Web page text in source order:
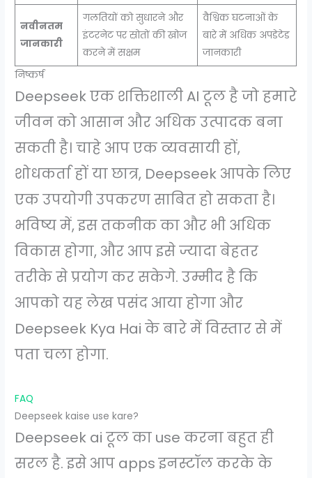
नवीनतम
जानकारी
गलतियों को सुधारने और
इंटरनेट पर स्रोतों की खोज
करने में सक्षम
वैश्विक घटनाओं के
बारे में अधिक अपडेटेड
जानकारी
निष्कर्ष
Deepseek एक शक्तिशाली AI टूल है जो हमारे
जीवन को आसान और अधिक उत्पादक बना
सकती है। चाहे आप एक व्यवसायी हों,
शोधकर्ता हों या छात्र, Deepseek आपके लिए
एक उपयोगी उपकरण साबित हो सकता है।
भविष्य में, इस तकनीक का और भी अधिक
विकास होगा, और आप इसे ज्यादा बेहतर
तरीके से प्रयोग कर सकेगे. उम्मीद है कि
आपको यह लेख पसंद आया होगा और
Deepseek Kya Hai के बारे में विस्तार से में
पता चला होगा.
FAQ
Deepseek kaise use kare?
Deepseek ai टूल का use करना बहुत ही
सरल है. इसे आप apps इनस्टॉल करके के